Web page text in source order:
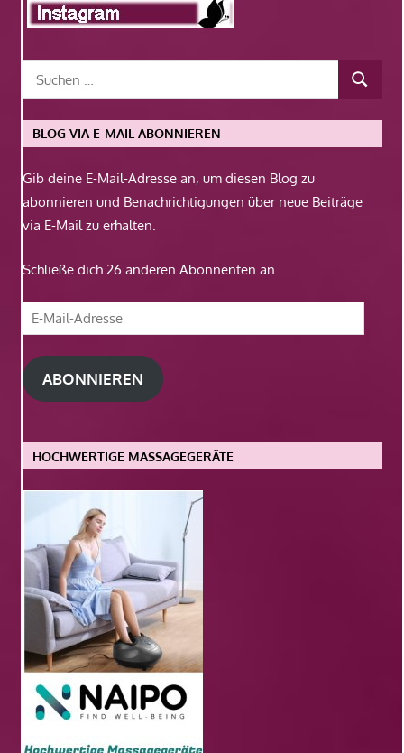
BLOG VIA E-MAIL ABONNIEREN
Gib deine E-Mail-Adresse an, um diesen Blog zu
abonnieren und Benachrichtigungen über neue Beiträge
via E-Mail zu erhalten.
Schließe dich 26 anderen Abonnenten an
E-
Mail-
Adresse
ABONNIEREN
HOCHWERTIGE MASSAGEGERÄTE